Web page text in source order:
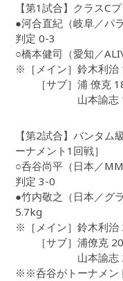
【第1試合】クラスC
●河合直紀（岐阜／パ
判定 0-3
○橋本健司（愛知／
※［メイン］鈴木利治
［サブ］浦 僚克
山本諭志 17-20
【第2試合】バンタム
ーナメント1回戦］
○呑谷尚平（日本／
判定 3-0
●竹内敬之（日本／グ
5.7kg
※［メイン］鈴木利治
［サブ］浦僚克
山本諭志 20-18
※※呑谷がトーナメン